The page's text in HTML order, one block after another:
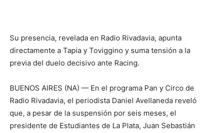
Su presencia, revelada en Radio Rivadavia, apunta
directamente a Tapia y Toviggino y suma tensión a la
previa del duelo decisivo ante Racing.
BUENOS AIRES (NA) — En el programa Pan y Circo de
Radio Rivadavia, el periodista Daniel Avellaneda reveló
que, a pesar de la suspensión por seis meses, el
presidente de Estudiantes de La Plata, Juan Sebastián